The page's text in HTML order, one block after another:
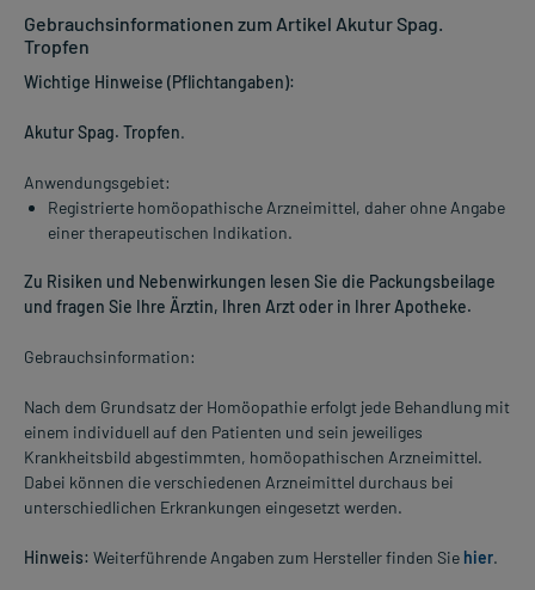
Gebrauchsinformationen zum Artikel Akutur Spag.
Tropfen
Wichtige Hinweise (Pflichtangaben):
Akutur Spag. Tropfen.
Anwendungsgebiet:
Registrierte homöopathische Arzneimittel, daher ohne Angabe
einer therapeutischen Indikation.
Zu Risiken und Nebenwirkungen lesen Sie die Packungsbeilage
und fragen Sie Ihre Ärztin, Ihren Arzt oder in Ihrer Apotheke.
Gebrauchsinformation:
Nach dem Grundsatz der Homöopathie erfolgt jede Behandlung mit
einem individuell auf den Patienten und sein jeweiliges
Krankheitsbild abgestimmten, homöopathischen Arzneimittel.
Dabei können die verschiedenen Arzneimittel durchaus bei
unterschiedlichen Erkrankungen eingesetzt werden.
Hinweis: Weiterführende Angaben zum Hersteller finden Sie hier.